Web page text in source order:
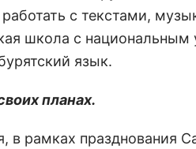
с текстами,
школа с
язык.
планах.
в рамках празднования